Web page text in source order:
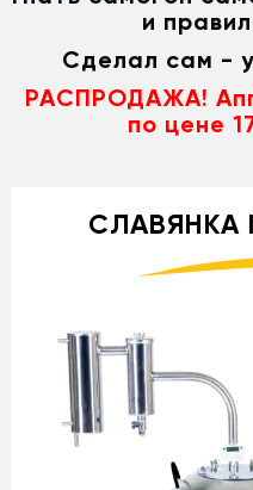
и
Сделал сам -
РАСПРОДАЖА!
по цене
СЛАВЯНКА